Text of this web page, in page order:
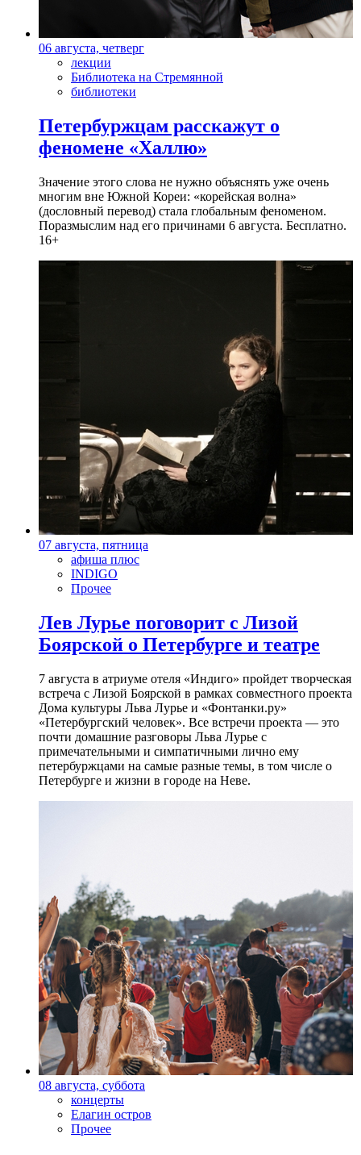
06 августа, четверг
лекции
Библиотека на Стремянной
библиотеки
Петербуржцам расскажут о
феномене «Халлю»
Значение этого слова не нужно объяснять уже очень
многим вне Южной Кореи: «корейская волна»
(дословный перевод) стала глобальным феноменом.
Поразмыслим над его причинами 6 августа. Бесплатно.
16+
07 августа, пятница
афиша плюс
INDIGO
Прочее
Лев Лурье поговорит с Лизой
Боярской о Петербурге и театре
7 августа в атриуме отеля «Индиго» пройдет творческая
встреча с Лизой Боярской в рамках совместного проекта
Дома культуры Льва Лурье и «Фонтанки.ру»
«Петербургский человек». Все встречи проекта — это
почти домашние разговоры Льва Лурье с
примечательными и симпатичными лично ему
петербуржцами на самые разные темы, в том числе о
Петербурге и жизни в городе на Неве.
08 августа, суббота
концерты
Елагин остров
Прочее